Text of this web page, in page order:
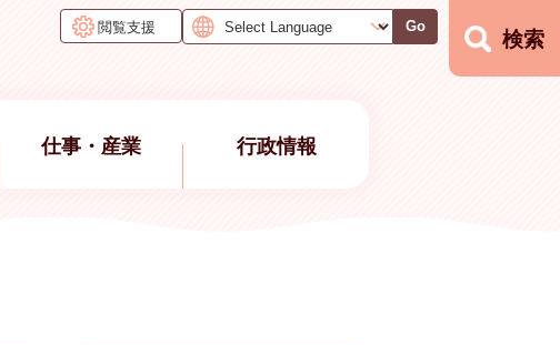
閲覧支援 Go
検索
仕事・産業 行政情報